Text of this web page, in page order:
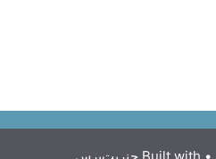
• Built with جنریت‌پرس